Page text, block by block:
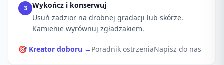
3
Wykończ i konserwuj
Usuń zadzior na drobnej gradacji lub skórze.
Kamienie wyrównuj zgładzakiem.
🎯 Kreator doboru → Poradnik ostrzeniaNapisz do nas